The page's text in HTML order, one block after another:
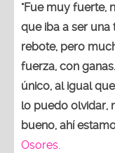
"Fue muy fuerte,
que iba a ser
rebote, pero
fuerza, con
único, al igual
lo puedo olvidar,
bueno, ahí
Osores.